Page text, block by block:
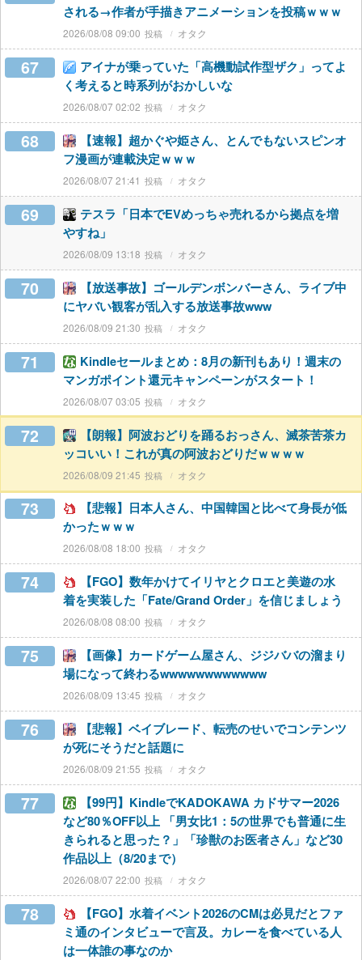
される→作者が手描きアニメーションを投稿ｗｗｗ
2026/08/08 09:00 オタク
67
アイナが乗っていた「高機動試作型ザク」ってよ
く考えると時系列がおかしいな
2026/08/07 02:02 オタク
68
【速報】超かぐや姫さん、とんでもないスピンオ
フ漫画が連載決定ｗｗｗ
2026/08/07 21:41 オタク
69
テスラ「日本でEVめっちゃ売れるから拠点を増
やすね」
2026/08/09 13:18 オタク
70
【放送事故】ゴールデンボンバーさん、ライブ中
にヤバい観客が乱入する放送事故www
2026/08/09 21:30 オタク
71
Kindleセールまとめ：8月の新刊もあり！週末の
マンガポイント還元キャンペーンがスタート！
2026/08/07 03:05 オタク
72
【朗報】阿波おどりを踊るおっさん、滅茶苦茶カ
ッコいい！これが真の阿波おどりだｗｗｗｗ
2026/08/09 21:45 オタク
73
【悲報】日本人さん、中国韓国と比べて身長が低
かったｗｗｗ
2026/08/08 18:00 オタク
74
【FGO】数年かけてイリヤとクロエと美遊の水
着を実装した「Fate/Grand Order」を信じましょう
2026/08/08 08:00 オタク
75
【画像】カードゲーム屋さん、ジジババの溜まり
場になって終わるwwwwwwwwwwww
2026/08/09 13:45 オタク
76
【悲報】ベイブレード、転売のせいでコンテンツ
が死にそうだと話題に
2026/08/09 21:55 オタク
77
【99円】KindleでKADOKAWA カドサマー2026
など80％OFF以上 「男女比1：5の世界でも普通に生
きられると思った？」「珍獣のお医者さん」など30
作品以上（8/20まで）
2026/08/07 22:00 オタク
78
【FGO】水着イベント2026のCMは必見だとファ
ミ通のインタビューで言及。カレーを食べている人
は一体誰の事なのか